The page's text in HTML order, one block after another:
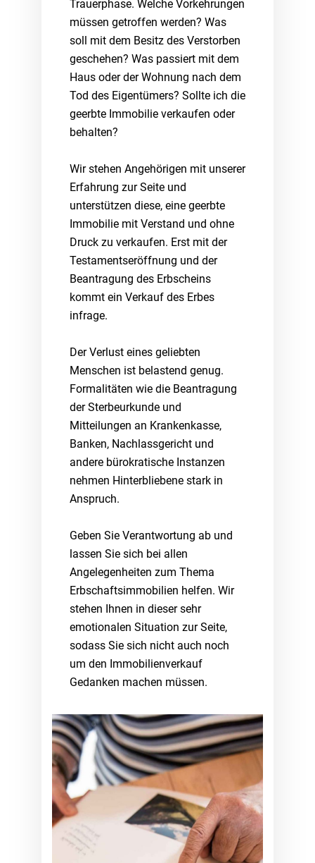
Trauerphase. Welche Vorkehrungen
müssen getroffen werden? Was
soll mit dem Besitz des Verstorben
geschehen? Was passiert mit dem
Haus oder der Wohnung nach dem
Tod des Eigentümers? Sollte ich die
geerbte Immobilie verkaufen oder
behalten?
Wir stehen Angehörigen mit unserer
Erfahrung zur Seite und
unterstützen diese, eine geerbte
Immobilie mit Verstand und ohne
Druck zu verkaufen. Erst mit der
Testamentseröffnung und der
Beantragung des Erbscheins
kommt ein Verkauf des Erbes
infrage.
Der Verlust eines geliebten
Menschen ist belastend genug.
Formalitäten wie die Beantragung
der Sterbeurkunde und
Mitteilungen an Krankenkasse,
Banken, Nachlassgericht und
andere bürokratische Instanzen
nehmen Hinterbliebene stark in
Anspruch.
Geben Sie Verantwortung ab und
lassen Sie sich bei allen
Angelegenheiten zum Thema
Erbschaftsimmobilien helfen. Wir
stehen Ihnen in dieser sehr
emotionalen Situation zur Seite,
sodass Sie sich nicht auch noch
um den Immobilienverkauf
Gedanken machen müssen.